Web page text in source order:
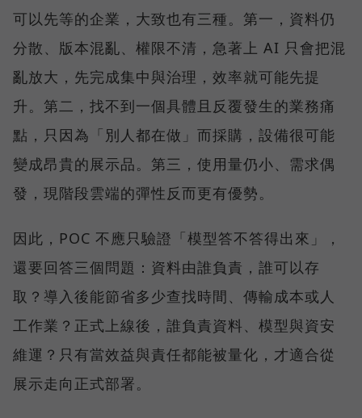
可以先等的企業，大致也有三種。第一，資料仍
分散、版本混亂、權限不清，急著上 AI 只會把混
亂放大，先完成集中與治理，效率就可能先提
升。第二，找不到一個具體且反覆發生的業務痛
點，只因為「別人都在做」而採購，設備很可能
變成昂貴的展示品。第三，使用量仍小、需求偶
發，現階段雲端的彈性反而更有優勢。
因此，POC 不應只驗證「模型答不答得出來」，
還要回答三個問題：資料由誰負責，誰可以存
取？導入後能節省多少查找時間、傳輸成本或人
工作業？正式上線後，誰負責資料、模型與資安
維運？只有當效益與責任都能被量化，才適合從
展示走向正式部署。